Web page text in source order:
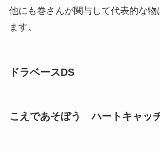
他にも巻さんが関与して代表的な物
ます。
ドラベースDS
こえであそぼう ハートキャッ